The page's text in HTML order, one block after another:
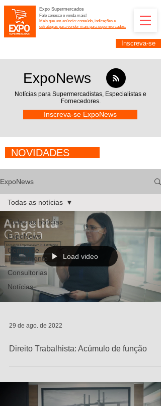
Expo Supermercados
Fale conosco e venda mais!
Mais que um anúncio: conteúdo, indicações e
estratégias para vender mais para supermercados.
Inscreva-se
ExpoNews
Notícias para Supermercadistas, Especialistas e
Fornecedores.
Inscreva-se ExpoNews
NOVIDADES
ExpoNews
Todas as notícias
ExpoNews
Centro de
Treinamento
Consultorias
Notícias
Todas as notícias
Load video
29 de ago. de 2022
Direito Trabalhista: Acúmulo de função